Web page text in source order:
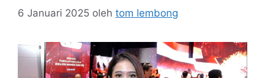
6 Januari 2025 oleh tom lembong